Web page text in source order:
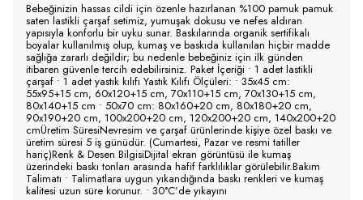
Bebeğinizin hassas cildi için özenle hazırlanan %100 pamuk pamuk
saten lastikli çarşaf setimiz, yumuşak dokusu ve nefes aldıran
yapısıyla konforlu bir uyku sunar. Baskılarında organik sertifikalı
boyalar kullanılmış olup, kumaş ve baskıda kullanılan hiçbir madde
sağlığa zararlı değildir; bu nedenle bebeğiniz için ilk günden
itibaren güvenle tercih edebilirsiniz. Paket İçeriği • 1 adet lastikli
çarşaf • 1 adet yastık kılıfı Yastık Kılıfı Ölçüleri: • 35x45 cm:
55x95+15 cm, 60x120+15 cm, 70x110+15 cm, 70x130+15 cm,
80x140+15 cm • 50x70 cm: 80x160+20 cm, 80x180+20 cm,
90x190+20 cm, 100x200+20 cm, 120x200+20 cm, 140x200+20
cmÜretim SüresiNevresim ve çarşaf ürünlerinde kişiye özel baskı ve
üretim süresi 5 iş günüdür. (Cumartesi, Pazar ve resmi tatiller
hariç)Renk & Desen BilgisiDijital ekran görüntüsü ile kumaş
üzerindeki baskı tonları arasında hafif farklılıklar görülebilir.Bakım
Talimatı • Talimatlara uygun yıkandığında baskı renkleri ve kumaş
kalitesi uzun süre korunur. • 30°C’de yıkayını